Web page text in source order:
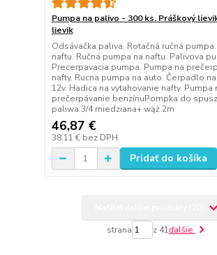
Pumpa na palivo - 300 ks. Práškový
lievik
Odsávačka paliva. Rotačná ručná
naftu. Ručná pumpa na naftu. Palivova
Precerpavacia pumpa. Pumpa na
nafty. Rucna pumpa na auto. Čerpadlo
12v. Hadica na vytahovanie nafty. Pumpa
prečerpávanie benzínuPompka do
paliwa 3/4 miedziana+ wąż 2m
46,87 €
38,11 € bez DPH
Pridať do košíka
strana z 41ďalšie